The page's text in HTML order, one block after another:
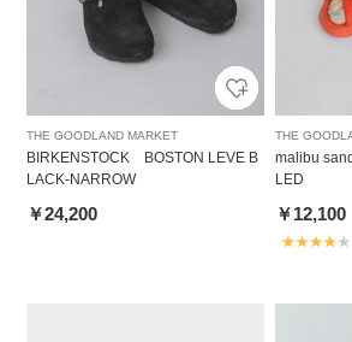
THE GOODLAND MARKET
BIRKENSTOCK BOSTON LEVE B
LACK-NARROW
￥24,200
THE
malibu
LED
￥12,100